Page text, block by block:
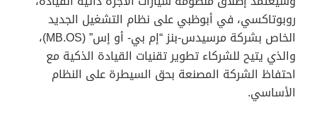
روبوتاكسي، في أبوظبي على نظام التشغيل الجديد
الخاص بشركة مرسيدس-بنز “إم بي- أو إس” (MB.OS)،
والذي يتيح للشركاء تطوير تقنيات القيادة الذكية مع
احتفاظ الشركة المصنعة بحق السيطرة على النظام
الأساسي.